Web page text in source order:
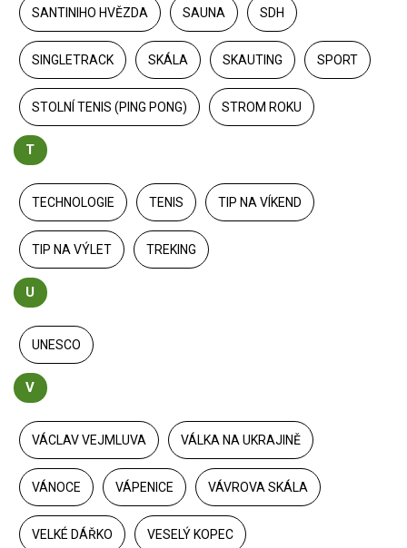
SANTINIHO HVĚZDA SAUNA SDH
SINGLETRACK SKÁLA SKAUTING SPORT
STOLNÍ TENIS (PING PONG) STROM ROKU
T
TECHNOLOGIE TENIS TIP NA VÍKEND
TIP NA VÝLET TREKING
U
UNESCO
V
VÁCLAV VEJMLUVA VÁLKA NA UKRAJINĚ
VÁNOCE VÁPENICE VÁVROVA SKÁLA
VELKÉ DÁŘKO VESELÝ KOPEC